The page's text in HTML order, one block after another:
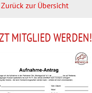
Zurück zur Übersicht
MITGLIED WERDEN!